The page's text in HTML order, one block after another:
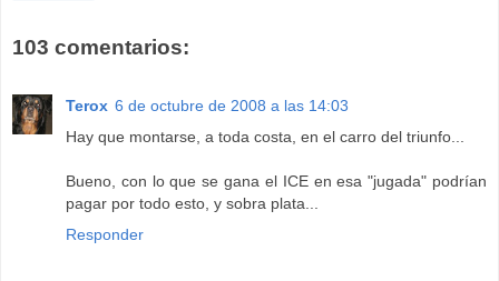
103 comentarios:
Terox 6 de octubre de 2008 a las 14:03
Hay que montarse, a toda costa, en el carro del triunfo...
Bueno, con lo que se gana el ICE en esa "jugada" podrían
pagar por todo esto, y sobra plata...
Responder